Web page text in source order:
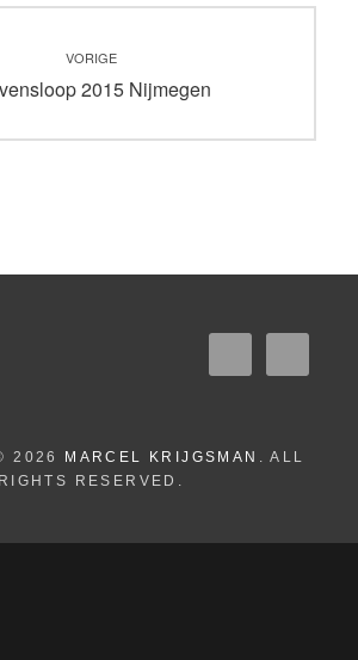
VORIGE
2015 Nijmegen
2026 MARCEL KRIJGSMAN . ALL
RIGHTS RESERVED.